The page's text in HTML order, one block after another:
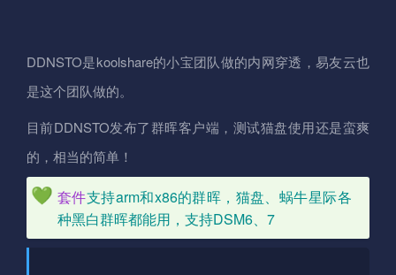
DDNSTO是koolshare的小宝团队做的内网穿透，易友云也
是这个团队做的。
目前DDNSTO发布了群晖客户端，测试猫盘使用还是蛮爽
的，相当的简单！
套件支持arm和x86的群晖，猫盘、蜗牛星际各
种黑白群晖都能用，支持DSM6、7